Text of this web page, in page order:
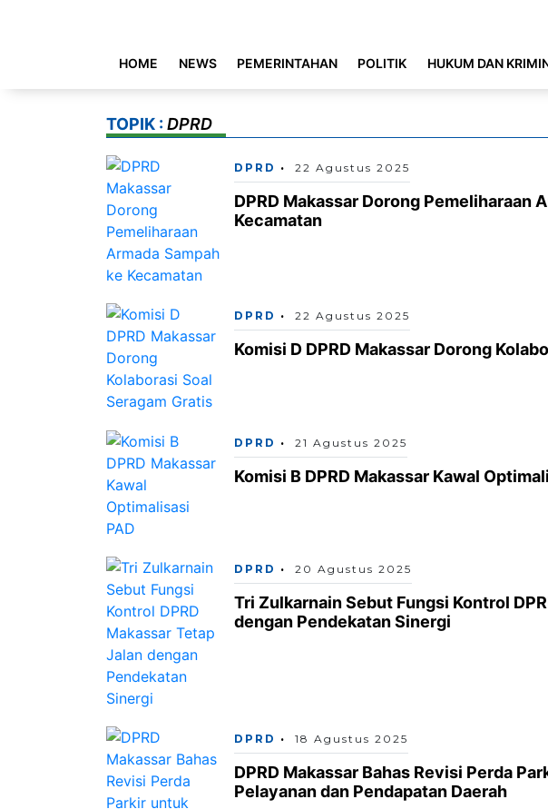
HOME NEWS PEMERINTAHAN POLITIK HUKUM DAN
TOPIK :DPRD
DPRD 22 Agustus 2025
DPRD Makassar Dorong Pemeliharaan
Kecamatan
DPRD 22 Agustus 2025
Komisi D DPRD Makassar Dorong
DPRD 21 Agustus 2025
Komisi B DPRD Makassar Kawal
DPRD 20 Agustus 2025
Tri Zulkarnain Sebut Fungsi Kontrol
dengan Pendekatan Sinergi
DPRD 18 Agustus 2025
DPRD Makassar Bahas Revisi Perda
Pelayanan dan Pendapatan Daerah